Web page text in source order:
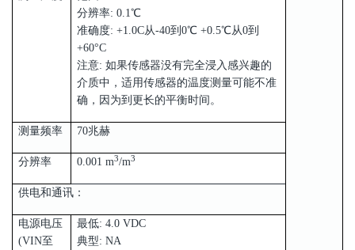
分辨率: 0.1℃
准确度: +1.0C从-40到0℃ +0.5℃从0到
+60°C
注意: 如果传感器没有完全浸入感兴趣的
介质中，适用传感器的温度测量可能不准
确，因为到更长的平衡时间。
测量频率 70兆赫
分辨率 0.001 m3/m3
供电和通讯：
电源电压
(VIN至
最低: 4.0 VDC
典型: NA